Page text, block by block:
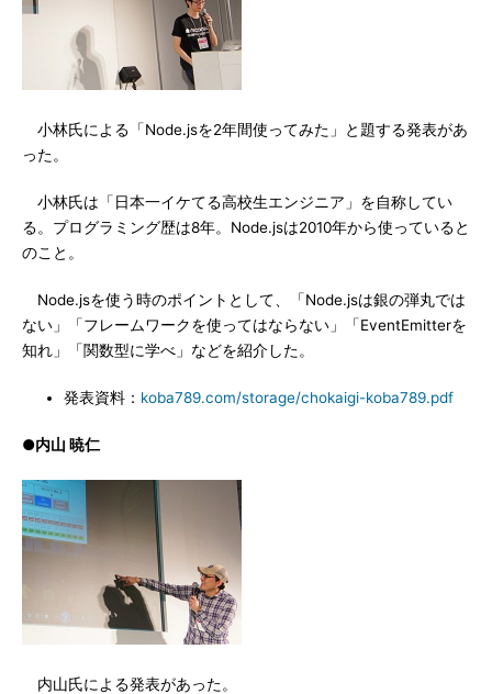
小林氏による「Node.jsを2年間使ってみた」と題する発表があ
った。
小林氏は「日本一イケてる高校生エンジニア」を自称してい
る。プログラミング歴は8年。Node.jsは2010年から使っていると
のこと。
Node.jsを使う時のポイントとして、「Node.jsは銀の弾丸では
ない」「フレームワークを使ってはならない」「EventEmitterを
知れ」「関数型に学べ」などを紹介した。
発表資料： koba789.com/storage/chokaigi-koba789.pdf
●内山 暁仁
内山氏による発表があった。